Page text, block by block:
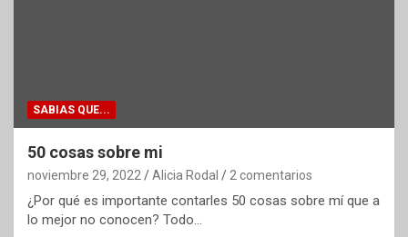
SABIAS QUE...
50 cosas sobre mi
noviembre 29, 2022 Alicia Rodal 2 comentarios
¿Por qué es importante contarles 50 cosas sobre mí que a
lo mejor no conocen? Todo…